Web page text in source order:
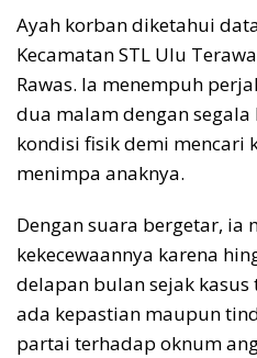
Ayah korban diketahui
Kecamatan STL Ulu
Rawas. Ia menempuh
dua malam dengan
kondisi fisik demi mencari
menimpa anaknya.
Dengan suara bergetar, ia
kekecewaannya karena
delapan bulan sejak
ada kepastian maupun
partai terhadap oknum